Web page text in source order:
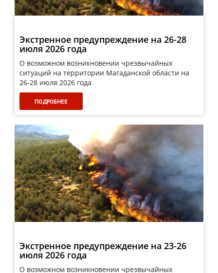
Экстренное предупреждение на 26-28
июля 2026 года
О возможном возникновении чрезвычайных
ситуаций на территории Магаданской области на
26-28 июля 2026 года
ПОДРОБНЕЕ
Экстренное предупреждение на 23-26
июля 2026 года
О возможном возникновении чрезвычайных